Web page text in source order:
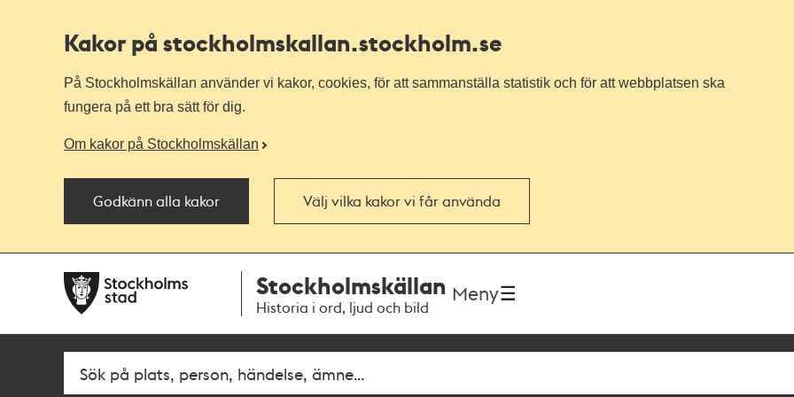
Kakor på stockholmskallan.stockholm.se
På Stockholmskällan använder vi kakor, cookies, för att sammanställa statistik och för att webbplatsen ska
fungera på ett bra sätt för dig.
Om kakor på Stockholmskällan
Godkänn alla kakor Välj vilka kakor vi får använda
navigationen
huvudinnehållet
Stockholmskällan
Historia i ord, ljud och bild
Meny
SökFritextsök